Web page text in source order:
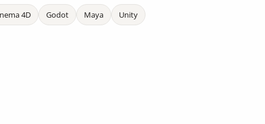
4D Godot Maya
Unity